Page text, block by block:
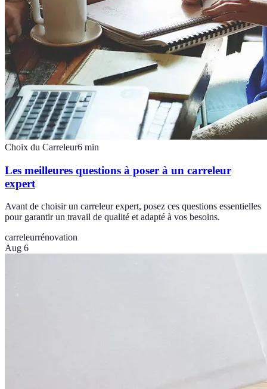
Choix du Carreleur6 min
Les meilleures questions à poser à un carreleur
expert
Avant de choisir un carreleur expert, posez ces questions essentielles
pour garantir un travail de qualité et adapté à vos besoins.
carreleurrénovation
Aug 6